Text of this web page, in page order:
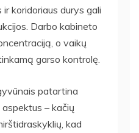
koridoriaus durys gali
Darbo kabineto
o vaikų
garso kontrolę.
patartina
– kačių
kad